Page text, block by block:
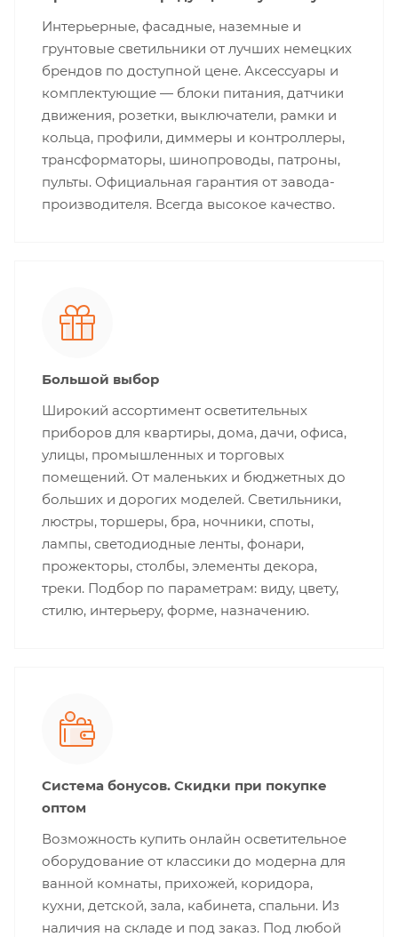
Интерьерные, фасадные, наземные и
грунтовые светильники от лучших немецких
брендов по доступной цене. Аксессуары и
комплектующие — блоки питания, датчики
движения, розетки, выключатели, рамки и
кольца, профили, диммеры и контроллеры,
трансформаторы, шинопроводы, патроны,
пульты. Официальная гарантия от завода-
производителя. Всегда высокое качество.
Большой выбор
Широкий ассортимент осветительных
приборов для квартиры, дома, дачи, офиса,
улицы, промышленных и торговых
помещений. От маленьких и бюджетных до
больших и дорогих моделей. Светильники,
люстры, торшеры, бра, ночники, споты,
лампы, светодиодные ленты, фонари,
прожекторы, столбы, элементы декора,
треки. Подбор по параметрам: виду, цвету,
стилю, интерьеру, форме, назначению.
Система бонусов. Скидки при покупке
оптом
Возможность купить онлайн осветительное
оборудование от классики до модерна для
ванной комнаты, прихожей, коридора,
кухни, детской, зала, кабинета, спальни. Из
наличия на складе и под заказ. Под любой